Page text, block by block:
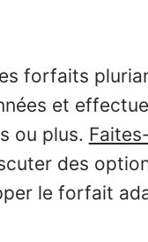
forfaits
et
ou plus.
des
le forfait